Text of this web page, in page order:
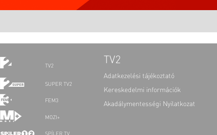
TV2
SUPER TV2
FEM3
MOZI+
TV2
Adatkezelési tájékoztató
Kereskedelmi információk
Akadálymentességi Nyilatkozat